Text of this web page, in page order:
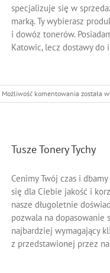
specjalizuje się w
marką. Ty wybierasz
i dowóz tonerów.
Katowic, lecz dostawy do
Możliwość komentowania Tusze
Tonery
została
Tusze Tonery Tychy
Cenimy Twój czas i
się dla Ciebie jakość i
nasze długoletnie
pozwala na dopasowanie
najbardziej wymagający
z przedstawionej przez